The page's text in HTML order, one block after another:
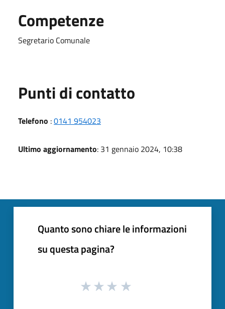
Competenze
Segretario Comunale
Punti di contatto
Telefono :0141 954023
Ultimo aggiornamento: 31 gennaio 2024, 10:38
Quanto sono chiare le informazioni
su questa pagina?